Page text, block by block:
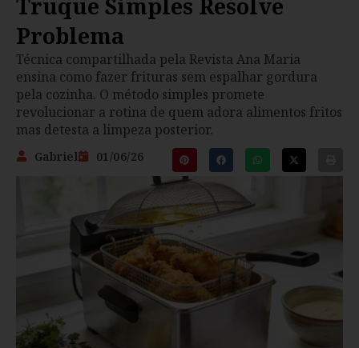
Truque Simples Resolve
Problema
Técnica compartilhada pela Revista Ana Maria
ensina como fazer frituras sem espalhar gordura
pela cozinha. O método simples promete
revolucionar a rotina de quem adora alimentos fritos
mas detesta a limpeza posterior.
Gabriel 01/06/26